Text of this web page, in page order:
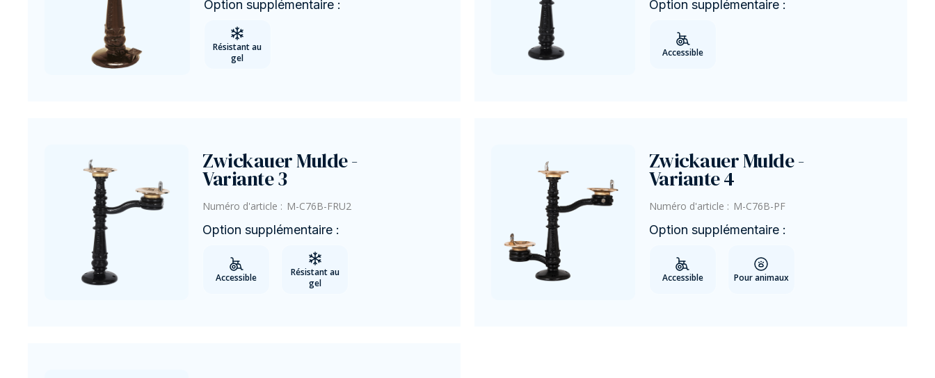
Option supplémentaire :
Résistant au
gel
Option supplémentaire :
Accessible
Zwickauer Mulde -
Variante 3
Numéro d'article : M-C76B-FRU2
Option supplémentaire :
Accessible
Résistant au
gel
Zwickauer Mulde -
Variante 4
Numéro d'article : M-C76B-PF
Option supplémentaire :
Accessible Pour animaux